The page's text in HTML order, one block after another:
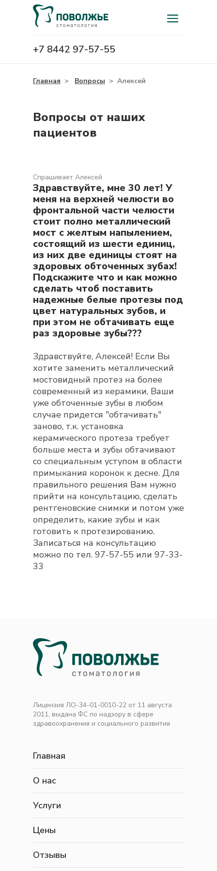
+7 8442 97-57-55
Главная > Вопросы > Алексей
Вопросы от наших
пациентов
Спрашивает Алексей
Здравствуйте, мне 30 лет! У
меня на верхней челюсти во
фронтальной части челюсти
стоит полно металлический
мост с желтым напылением,
состоящий из шести единиц,
из них две единицы стоят на
здоровых обточенных зубах!
Подскажите что и как можно
сделать чтоб поставить
надежные белые протезы под
цвет натуральных зубов, и
при этом не обтачивать еще
раз здоровые зубы???
Здравствуйте, Алексей! Если Вы
хотите заменить металлический
мостовидный протез на более
современный из керамики, Ваши
уже обточенные зубы в любом
случае придется "обтачивать"
заново, т.к. установка
керамического протеза требует
больше места и зубы обтачивают
со специальным уступом в области
примыкания коронок к десне. Для
правильного решения Вам нужно
прийти на консультацию, сделать
рентгеновские снимки и потом уже
определить, какие зубы и как
готовить к протезированию.
Записаться на консультацию
можно по тел. 97-57-55 или 97-33-
33
Лицензия ЛО-34-01-0010-22 от 11 августа
2011, выдана ФС по надзору в сфере
здравоохранения и социального развития
Главная
О нас
Услуги
Цены
Отзывы